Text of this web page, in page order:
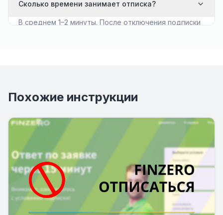
Сколько времени занимает отписка?
В среднем 1–2 минуты. После отключения подписки
Похожие инструкции